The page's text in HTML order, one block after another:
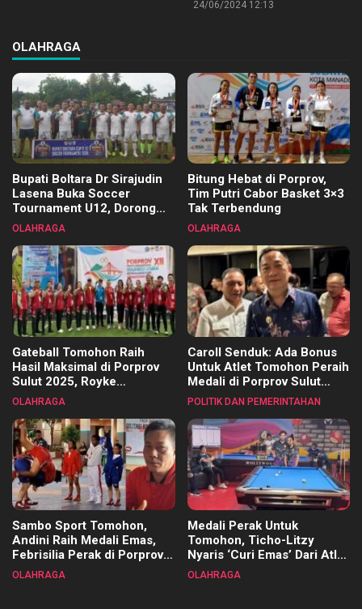
24/06/2024 12:13
OLAHRAGA
Bupati Boltara Dr Sirajudin
Lasena Buka Soccer
Tournament U12, Dorong
Pembinaan Merata di Setiap
OLAHRAGA
Bitung Hebat di Porprov,
Tim Putri Cabor Basket 3×3
Tak Terbendung
OLAHRAGA
Gateball Tomohon Raih
Hasil Maksimal di Porprov
Sulut 2025, Royke
Tangkawarouw Ucapkan
OLAHRAGA
Caroll Senduk: Ada Bonus
Untuk Atlet Tomohon Peraih
Medali di Porprov Sulut
2025
POLITIK DAN PEMERINTAHAN
Sambo Sport Tomohon,
Andini Raih Medali Emas,
Febrisilia Perak di Porprov
Sulut 2025
OLAHRAGA
Medali Perak Untuk
Tomohon, Ticho-Litzy
Nyaris ‘Curi Emas’ Dari Atlet
Biliar PON di Porprov Sulut
OLAHRAGA